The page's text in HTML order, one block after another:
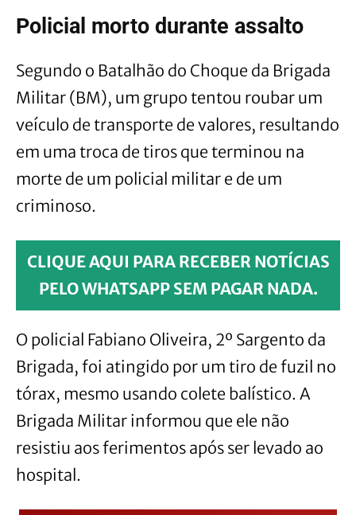
Policial morto durante assalto
Segundo o Batalhão do Choque da Brigada
Militar (BM), um grupo tentou roubar um
veículo de transporte de valores, resultando
em uma troca de tiros que terminou na
morte de um policial militar e de um
criminoso.
CLIQUE AQUI PARA RECEBER NOTÍCIAS
PELO WHATSAPP SEM PAGAR NADA.
O policial Fabiano Oliveira, 2º Sargento da
Brigada, foi atingido por um tiro de fuzil no
tórax, mesmo usando colete balístico. A
Brigada Militar informou que ele não
resistiu aos ferimentos após ser levado ao
hospital.